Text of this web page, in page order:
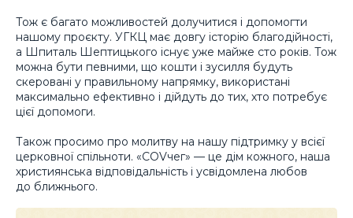
Тож є багато можливостей долучитися і допомогти
нашому проєкту. УГКЦ має довгу історію благодійності,
а Шпиталь Шептицького існує уже майже сто років. Тож
можна бути певними, що кошти і зусилля будуть
скеровані у правильному напрямку, використані
максимально ефективно і дійдуть до тих, хто потребує
цієї допомоги.
Також просимо про молитву на нашу підтримку у всієї
церковної спільноти. «COVчег» — це дім кожного, наша
християнська відповідальність і усвідомлена любов
до ближнього.